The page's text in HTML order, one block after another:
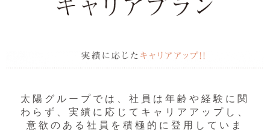
太陽グループでは、社員は年齢や経験に関
わらず、実績に応じてキャリアアップし、
意欲のある社員を積極的に登用していま